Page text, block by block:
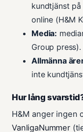
kundtjänst
online (H&M
Media:
Group press).
Allmänna
inte
Hur lång
H&M anger ingen
VanligaNummer